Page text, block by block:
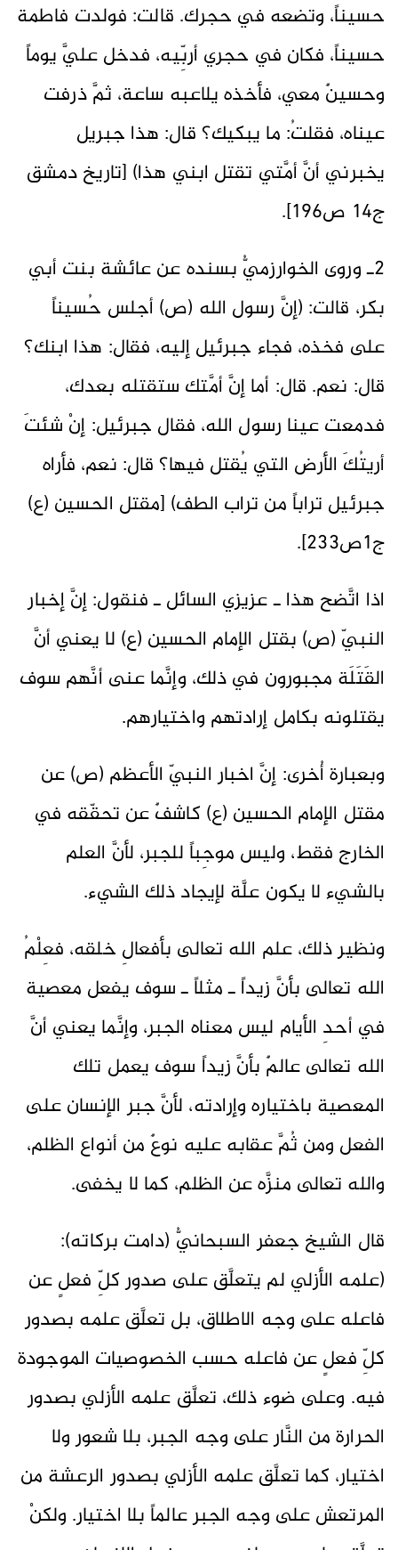
حسيناً، وتضعه في حجرك. قالت: فولدت فاطمة
حسيناً، فكان في حجري أربِّيه، فدخل عليَّ يوماً
وحسينٌ معي، فأخذه يلاعبه ساعة، ثمَّ ذرفت
عيناه، فقلتُ: ما يبكيك؟ قال: هذا جبريل
يخبرني أنَّ ‌أمَّتي ‌تقتل ‌ابني ‌هذا) [تاريخ دمشق
ج14 ص196].
2ـ وروى الخوارزميُّ بسنده عن عائشة بنت أبي
بكر، قالت: (إنَّ رسول الله (ص) أجلس حُسيناً
على فخذه، فجاء جبرئيل إليه، فقال: هذا ابنك؟
قال: نعم. قال: أما إنَّ أمَّتك ستقتله بعدك،
فدمعت عينا رسول الله، فقال جبرئيل: إنْ شئتَ
أريتُكَ الأرض التي يُقتل فيها؟ قال: نعم، فأراه
جبرئيل تراباً من تراب الطف) [مقتل الحسين (ع)
ج1ص233].
اذا اتَّضح هذا ـ عزيزي السائل ـ فنقول: إنَّ إخبار
النبيّ (ص) بقتل الإمام الحسين (ع) لا يعني أنَّ
القَتَلَة مجبورون في ذلك، وإنَّما عنى أنَّهم سوف
يقتلونه بكامل إرادتهم واختيارهم.
وبعبارة أُخرى: إنَّ اخبار النبيّ الأعظم (ص) عن
مقتل الإمام الحسين (ع) كاشفٌ عن تحقّقه في
الخارج فقط، وليس موجِباً للجبر، لأنَّ العلم
بالشيء لا يكون علَّة لإيجاد ذلك الشيء.
ونظير ذلك، علم الله تعالى بأفعالِ خلقه، فعِلْمُ
الله تعالى بأنَّ زيداً ـ مثلاً ـ سوف يفعل معصية
في أحدِ الأيام ليس معناه الجبر، وإنَّما يعني أنَّ
الله تعالى عالمٌ بأنَّ زيداً سوف يعمل تلك
المعصية باختياره وإرادته، لأنَّ جبر الإنسان على
الفعل ومن ثُمَّ عقابه عليه نوعٌ من أنواع الظلم،
والله تعالى منزَّه عن الظلم، كما لا يخفى.
قال الشيخ جعفر السبحانيُّ (دامت بركاته):
(علمه الأزلي لم يتعلَّق على صدور كلِّ فعلٍ عن
فاعله على وجه الاطلاق، بل تعلَّق علمه بصدور
كلِّ فعلٍ عن فاعله حسب الخصوصيات الموجودة
فيه. وعلى ضوء ذلك، تعلَّق علمه الأزلي بصدور
الحرارة من النَّار على وجه الجبر، بلا شعور ولا
اختيار، كما تعلَّق علمه الأزلي بصدور الرعشة من
المرتعش على وجه الجبر عالماً بلا اختيار. ولكنْ